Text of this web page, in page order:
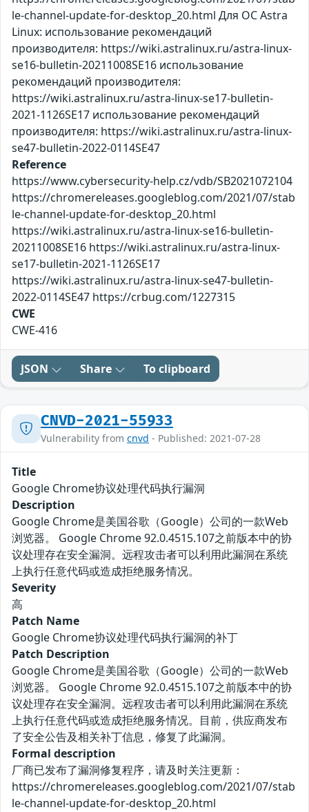
le-channel-update-for-desktop_20.html Для ОС Astra
Linux: использование рекомендаций
производителя: https://wiki.astralinux.ru/astra-linux-
se16-bulletin-20211008SE16 использование
рекомендаций производителя:
https://wiki.astralinux.ru/astra-linux-se17-bulletin-
2021-1126SE17 использование рекомендаций
производителя: https://wiki.astralinux.ru/astra-linux-
se47-bulletin-2022-0114SE47
Reference
https://www.cybersecurity-help.cz/vdb/SB2021072104
https://chromereleases.googleblog.com/2021/07/stab
le-channel-update-for-desktop_20.html
https://wiki.astralinux.ru/astra-linux-se16-bulletin-
20211008SE16 https://wiki.astralinux.ru/astra-linux-
se17-bulletin-2021-1126SE17
https://wiki.astralinux.ru/astra-linux-se47-bulletin-
2022-0114SE47 https://crbug.com/1227315
CWE
CWE-416
JSON Share To clipboard
CNVD-2021-55933
Vulnerability from cnvd - Published: 2021-07-28
Title
Google Chrome协议处理代码执行漏洞
Description
Google Chrome是美国谷歌（Google）公司的一款Web
浏览器。 Google Chrome 92.0.4515.107之前版本中的协
议处理存在安全漏洞。远程攻击者可以利用此漏洞在系统
上执行任意代码或造成拒绝服务情况。
Severity
高
Patch Name
Google Chrome协议处理代码执行漏洞的补丁
Patch Description
Google Chrome是美国谷歌（Google）公司的一款Web
浏览器。 Google Chrome 92.0.4515.107之前版本中的协
议处理存在安全漏洞。远程攻击者可以利用此漏洞在系统
上执行任意代码或造成拒绝服务情况。目前，供应商发布
了安全公告及相关补丁信息，修复了此漏洞。
Formal description
厂商已发布了漏洞修复程序，请及时关注更新：
https://chromereleases.googleblog.com/2021/07/stab
le-channel-update-for-desktop_20.html